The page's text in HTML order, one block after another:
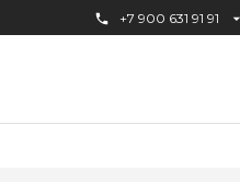
+7 900 631 91 91